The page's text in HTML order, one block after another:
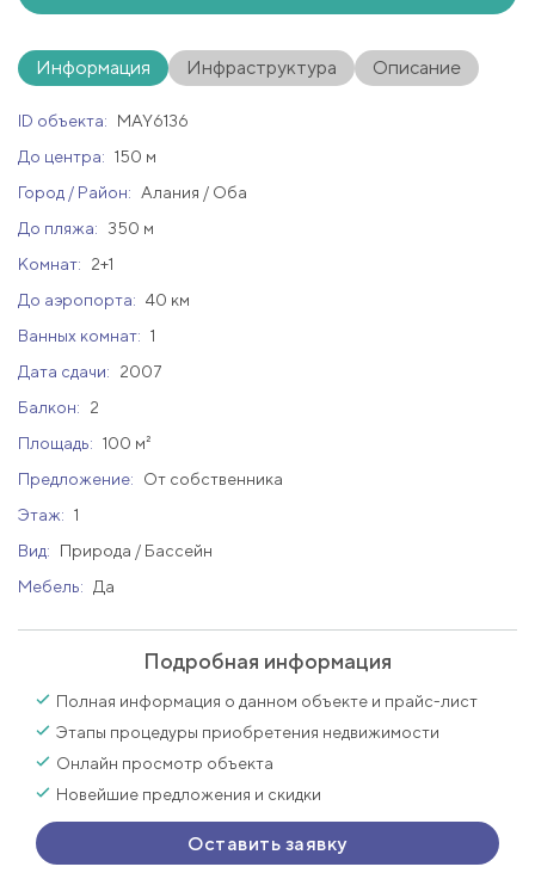
Информация Инфраструктура Описание
ID объекта:
MAY6136
До центра: 150 м
Город / Район:
Алания / Оба
До пляжа:
350 м
Комнат:
2+1
До аэропорта: 40 км
Ванных комнат: 1
Дата сдачи:
2007
Балкон:
2
Площадь: 100 м²
Предложение:
От собственника
Этаж: 1
Вид:
Природа / Бассейн
Мебель:
Да
Подробная информация
Полная информация о данном объекте и прайс-лист
Этапы процедуры приобретения недвижимости
Онлайн просмотр объекта
Новейшие предложения и скидки
Оставить заявку